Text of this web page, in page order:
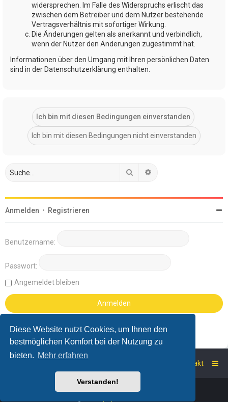
Diese Website nutzt Cookies, um Ihnen den
bestmöglichen Komfort bei der Nutzung zu
bieten. Mehr erfahren
Verstanden!
widersprechen. Im Falle des Widerspruchs erlischt das
zwischen dem Betreiber und dem Nutzer bestehende
Vertragsverhältnis mit sofortiger Wirkung.
Die Änderungen gelten als anerkannt und verbindlich,
wenn der Nutzer den Änderungen zugestimmt hat.
Informationen über den Umgang mit Ihren persönlichen Daten
sind in der Datenschutzerklärung enthalten.
Suche
Anmelden • Registrieren
Benutzername:
Passwort:
Angemeldet bleiben
Kontakt
phpBB™